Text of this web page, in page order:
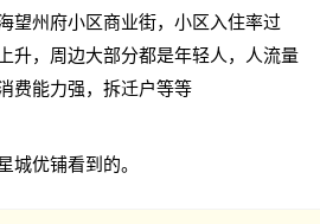
望州府小区商业街，小区入住率过
升，周边大部分都是年轻人，人流量
费能力强，拆迁户等等
城优铺看到的。